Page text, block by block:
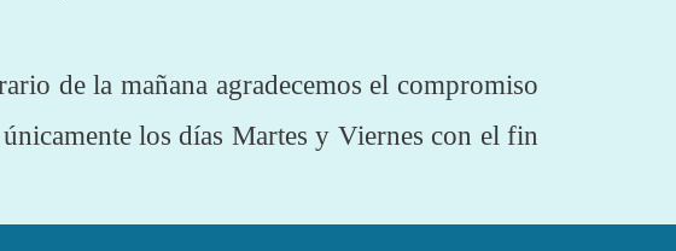
de la mañana agradecemos el compromiso
los días Martes y Viernes con el fin